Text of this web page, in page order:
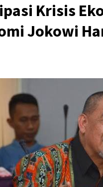
Krisis
Jokowi